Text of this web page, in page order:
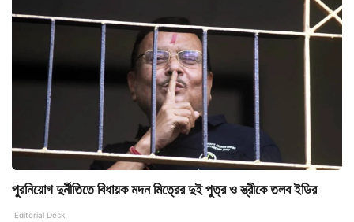
পুরনিয়োগ দুর্নীতিতে বিধায়ক মদন মিত্রের দুই পুত্র ও স্ত্রীকে তলব ইডির
Editorial Desk